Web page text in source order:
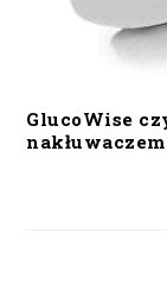
GlucoWise
nakłuwaczem